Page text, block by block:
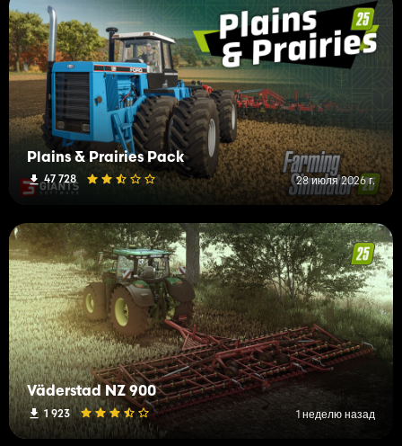
Plains & Prairies Pack
47 728 28 июля 2026 г.
Väderstad NZ 900
1 923 1 неделю назад